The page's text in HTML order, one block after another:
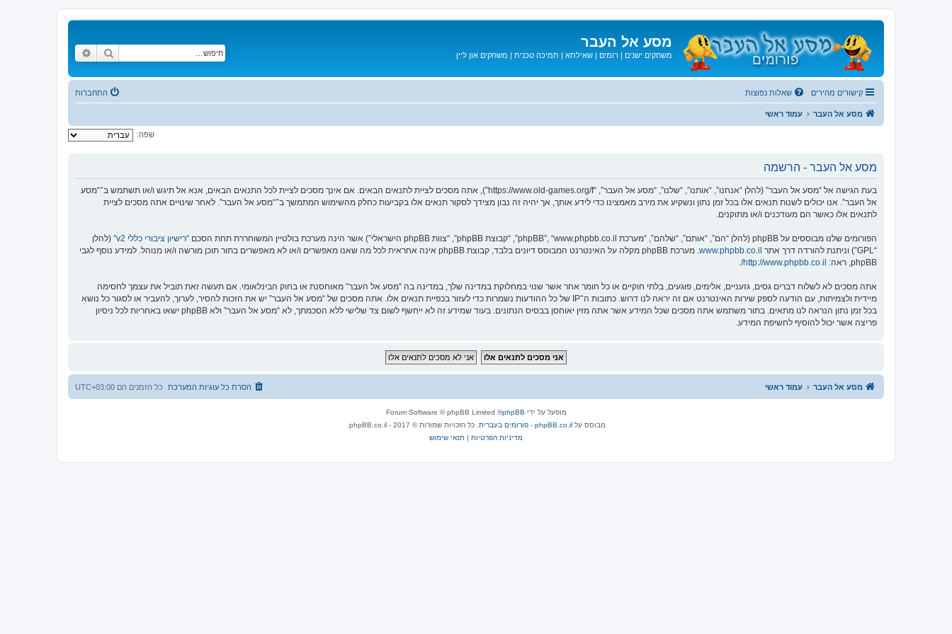
מסע אל העבר
משחקים ישנים | רומים | שאילתא | תמיכה טכנית | משחקים און ליין חיפוש
קישורים מהירים שאלות נפוצות התחברות
מסע אל העבר עמוד ראשי
שפה:
מסע אל העבר - הרשמה
בעת הגישה אל “מסע אל העבר” (להלן “אנחנו”, “אותנו”, “שלנו”, “מסע אל העבר”, “https://www.old-games.org/f”), אתה מסכים לציית לתנאים הבאים. אם אינך מסכים לציית לכל התנאים הבאים, אנא אל תיגש ו/או תשתמש ב־“מסע
אל העבר”. אנו יכולים לשנות תנאים אלו בכל זמן נתון ונשקיע את מירב מאמצינו כדי לידע אותך, אך יהיה זה נבון מצידך לסקור תנאים אלו בקביעות כחלק מהשימוש המתמשך ב־“מסע אל העבר”. לאחר שינויים אתה מסכים לציית
לתנאים אלו כאשר הם מעודכנים ו/או מתוקנים.
הפורומים שלנו מבוססים על phpBB (להלן “הם”, “אותם”, “שלהם”, “מערכת phpBB”, “www.phpbb.co.il”, “קבוצת phpBB”, “צוות phpBB הישראלי”) אשר הינה מערכת בולטיין המשוחררת תחת הסכם “ רישיון ציבורי כללי v2
” (להלן
“GPL”) וניתנת להורדה דרך אתר
www.phpbb.co.il
. מערכת phpBB מקלה על האינטרנט המבוסס דיונים בלבד, קבוצת phpBB אינה אחראית לכל מה שאנו מאפשרים ו/או לא מאפשרים בתור תוכן מורשה ו/או מנוהל. למידע נוסף לגבי
phpBB, ראה:
http://www.phpbb.co.il/
אתה מסכים לא לשלוח דברים גסים, גזעניים, אלימים, פוגעים, בלתי חוקיים או כל חומר אחר אשר שנוי במחלוקת במדינה שלך, במדינה בה “מסע אל העבר” מאוחסנת או בחוק הבינלאומי. אם תעשה זאת תוביל את עצמך לחסימה
מיידית ולצמיתות, עם הודעה לספק שירות האינטרנט אם זה יראה לנו דרוש. כתובות ה־IP של כל ההודעות נשמרות כדי לעזור בכפיית תנאים אלו. אתה מסכים של “מסע אל העבר” יש את הזכות להסיר, לערוך, להעביר או לסגור כל נושא
בכל זמן נתון הנראה לנו מתאים. בתור משתמש אתה מסכים שכל המידע אשר אתה מזין יאוחסן בבסיס הנתונים. בעוד שמידע זה לא ייחשף לשום צד שלישי ללא הסכמתך, לא “מסע אל העבר” ולא phpBB ישאו באחריות לכל ניסיון
פריצה אשר יכול להוסיף לחשיפת המידע.
מסע אל העבר עמוד ראשי כל הזמנים הם UTC+03:00 הסרת כל עוגיות המערכת
מופעל על ידי phpBB
® Forum Software © phpBB Limited
מבוסס עלphpBB.co.il - פורומים בעברית
. כל הזכויות שמורות © 2017 - phpBB.co.il.
מדיניות הפרטיות | תנאי שימוש